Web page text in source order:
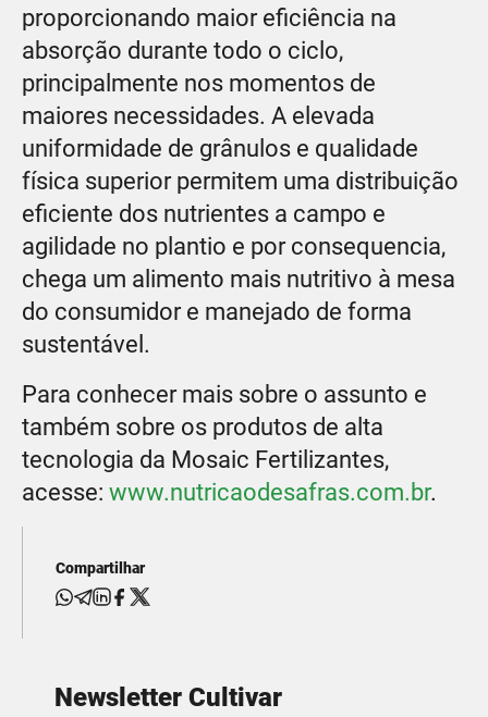
proporcionando maior eficiência na
absorção durante todo o ciclo,
principalmente nos momentos de
maiores necessidades. A elevada
uniformidade de grânulos e qualidade
física superior permitem uma distribuição
eficiente dos nutrientes a campo e
agilidade no plantio e por consequencia,
chega um alimento mais nutritivo à mesa
do consumidor e manejado de forma
sustentável.
Para conhecer mais sobre o assunto e
também sobre os produtos de alta
tecnologia da Mosaic Fertilizantes,
acesse: www.nutricaodesafras.com.br.
Compartilhar
Newsletter Cultivar